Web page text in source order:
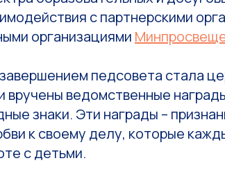
с партнерскими
организациями
педсовета стала
вручены ведомственные
знаки. Эти награды –
к своему делу, которые
с детьми.